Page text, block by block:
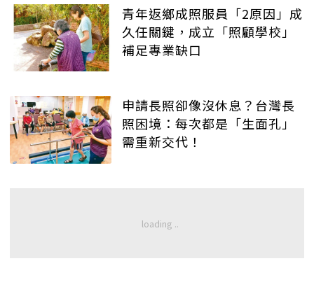
青年返鄉成照服員「2原因」成
久任關鍵，成立「照顧學校」
補足專業缺口
申請長照卻像沒休息？台灣長
照困境：每次都是「生面孔」
需重新交代！